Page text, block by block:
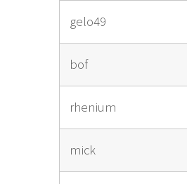
gelo49
bof
rhenium
mick